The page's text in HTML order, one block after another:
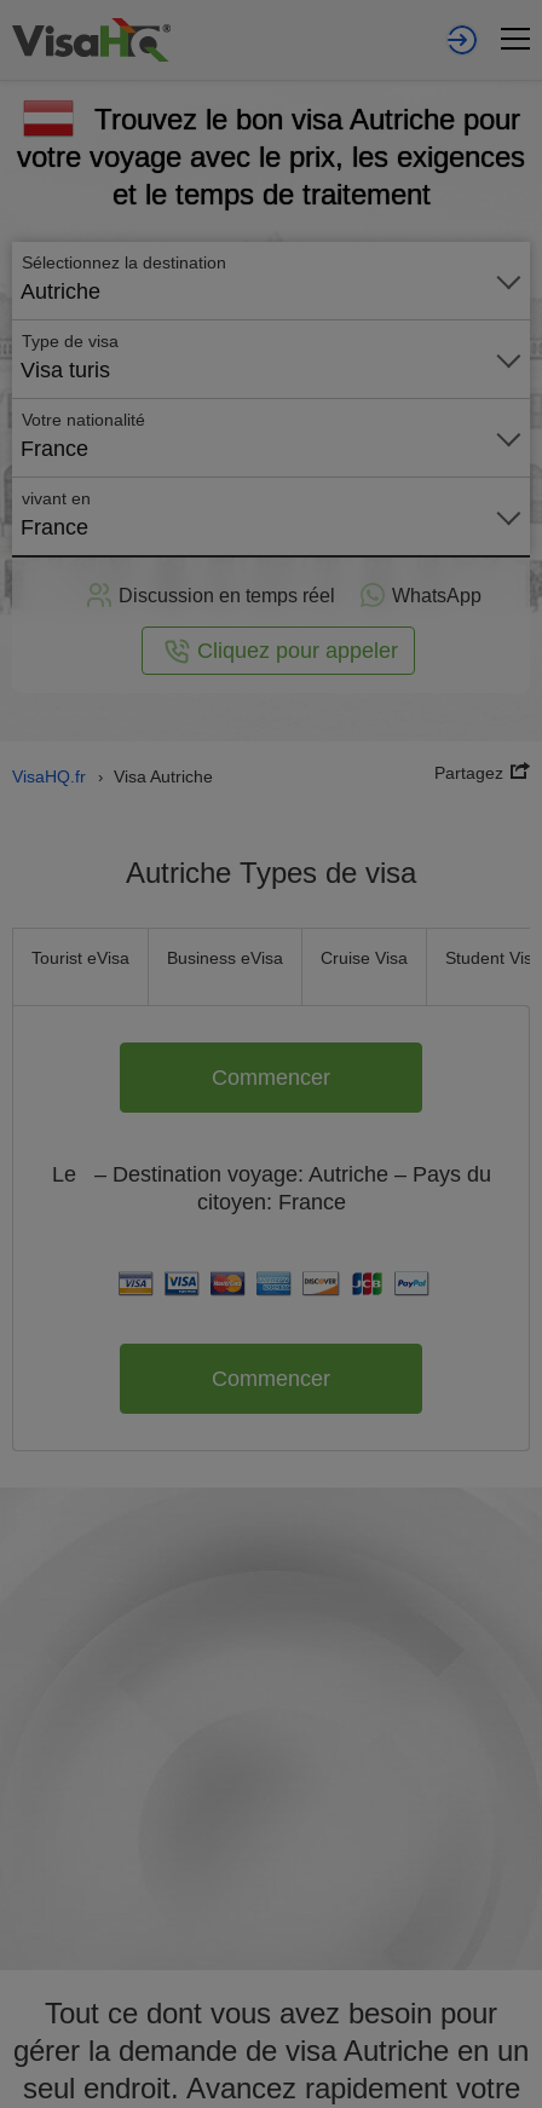
Trouvez le bon visa Autriche pour
votre voyage avec le prix, les exigences
et le temps de traitement
Sélectionnez la destination
Autriche
Type de visa
Visa turis
Votre nationalité
France
vivant en
France
ligne
Discussion en temps réel WhatsApp
Cliquez pour appeler
VisaHQ.fr › Visa Autriche Partagez
Autriche Types de visa
Tourist eVisa Business eVisa Cruise Visa Student Visa
Commencer
Le
– Destination voyage: Autriche – Pays du
citoyen: France
Commencer
Tout ce dont vous avez besoin pour
gérer la demande de visa Autriche en un
seul endroit. Avancez rapidement votre